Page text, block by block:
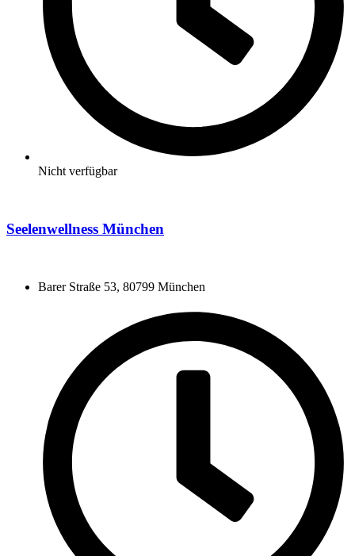
Nicht verfügbar
Seelenwellness München
Barer Straße 53, 80799 München